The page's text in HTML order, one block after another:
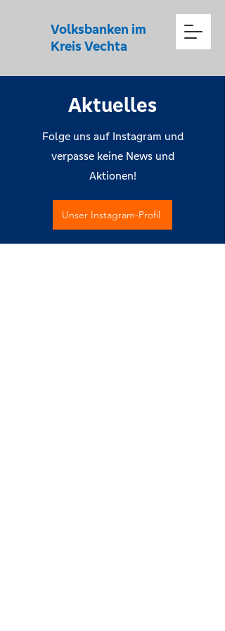
Volksbanken im
Kreis Vechta
Aktuelles
Folge uns auf Instagram und
verpasse keine News und
Aktionen!
Unser Instagram-Profil